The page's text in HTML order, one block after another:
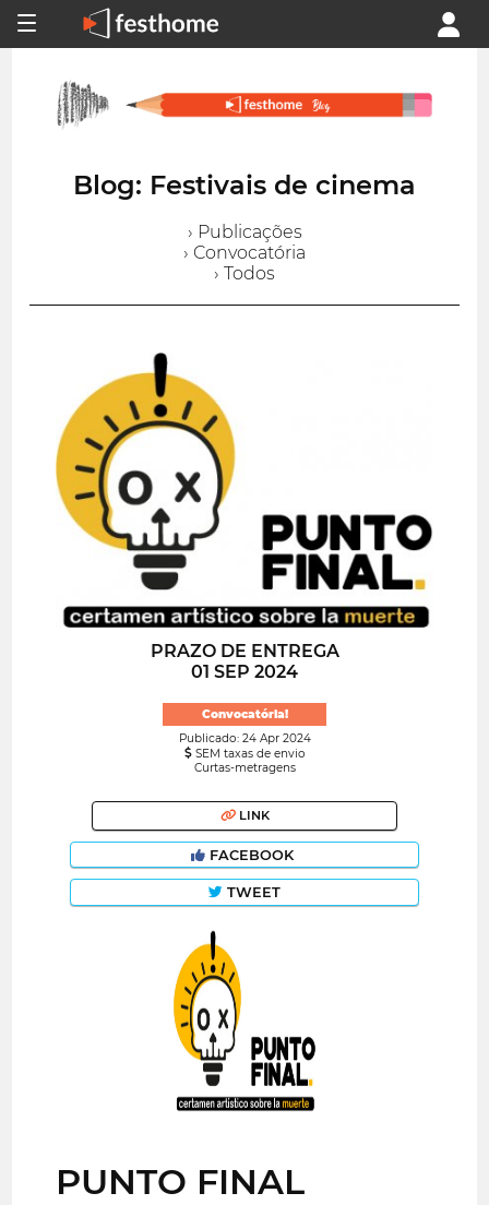
Blog: Festivais de cinema
› Publicações
› Convocatória
› Todos
PRAZO DE ENTREGA
01 SEP 2024
Convocatória!
Publicado: 24 Apr 2024
SEM taxas de envio
Curtas-metragens
LINK
FACEBOOK
TWEET
PUNTO FINAL